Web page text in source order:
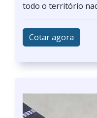
todo o território
Cotar agora